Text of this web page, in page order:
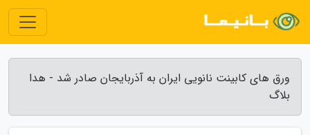
ورق های کابینت نانویی ایران به آذربایجان صادر شد - هدا
بلاگ